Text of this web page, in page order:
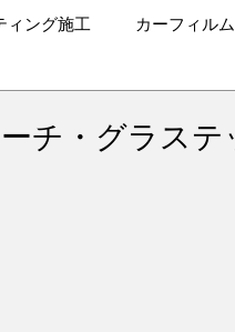
ィング施工 カーフィルム
チ・グラステ